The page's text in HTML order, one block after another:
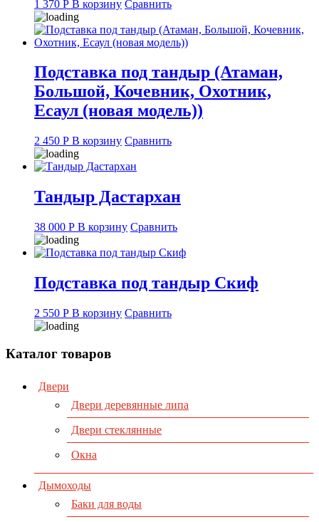
1 370 Р В корзину Сравнить
Подставка под тандыр (Атаман,
Большой, Кочевник, Охотник,
Есаул (новая модель))
2 450 Р В корзину Сравнить
Тандыр Дастархан
38 000 Р В корзину Сравнить
Подставка под тандыр Скиф
2 550 Р В корзину Сравнить
Каталог товаров
Двери
Двери деревянные липа
Двери стеклянные
Окна
Дымоходы
Баки для воды